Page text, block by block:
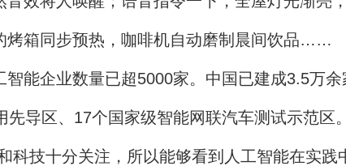
烤箱同步预热，咖啡机自动磨制晨间饮品……
企业数量已超5000家。中国已建成3.5万余
导区、17个国家级智能网联汽车测试示范区。
技十分关注，所以能够看到人工智能在实践